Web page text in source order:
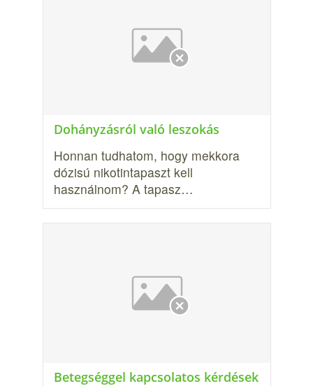
Dohányzásról való leszokás
Honnan tudhatom, hogy mekkora
dózisú nikotintapaszt kell
használnom? A tapasz…
Betegséggel kapcsolatos kérdések